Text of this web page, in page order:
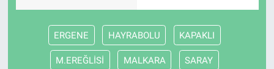
ERGENE HAYRABOLU KAPAKLI
M.EREĞLİSİ MALKARA SARAY